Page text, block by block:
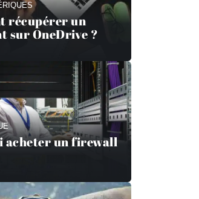
récupérer un
sur OneDrive ?
acheter un firewall